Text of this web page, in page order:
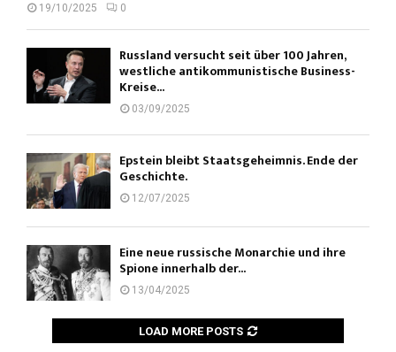
19/10/2025 0
Russland versucht seit über 100 Jahren,
westliche antikommunistische Business-
Kreise...
03/09/2025
Epstein bleibt Staatsgeheimnis. Ende der
Geschichte.
12/07/2025
Eine neue russische Monarchie und ihre
Spione innerhalb der...
13/04/2025
LOAD MORE POSTS